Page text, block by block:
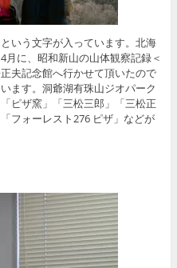
いう文字が入っています。北海
に、昭和新山の山体観察記録＜
夫記念館へ行かせて頂いたので
ます。洞爺湖有珠山ジオパーク
ピザ窯」「三松三郎」「三松正
フォーレスト276 ピザ」などが